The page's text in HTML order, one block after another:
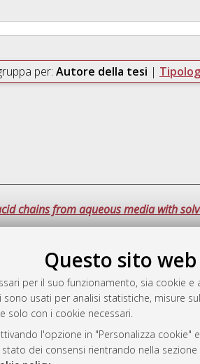
Questo sito
per il suo funzionamento, sia
usati per analisi statistiche, misure
solo con i cookie necessari.
l'opzione in "Personalizza
dei consensi rientrando nella
per: Autore della tesi |
chains from aqueous media with
Laurea
implementato e gestito da
Cookie
sulla privacy